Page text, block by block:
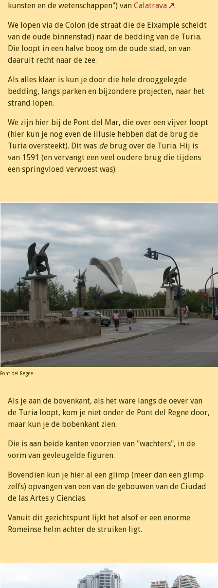
kunsten en de wetenschappen") van Calatrava .
We lopen via de Colon (de straat die de Eixample scheidt
van de oude binnenstad) naar de bedding van de Turia.
Die loopt in een halve boog om de oude stad, en van
daaruit recht naar de zee.
Als alles klaar is kun je door die hele drooggelegde
bedding, langs parken en bijzondere projecten, naar het
strand lopen.
We zijn hier bij de Pont del Mar, die over een vijver loopt
(hier kun je nog even de illusie hebben dat de brug de
Turia oversteekt). Dit was debrug over de Turia. Hij is
van 1591 (en vervangt een veel oudere brug die tijdens
een springvloed verwoest was).
Pont del Regne
Als je aan de bovenkant, als het ware langs de oever van
de Turia loopt, kom je niet onder de Pont del Regne door,
maar kun je de bobenkant zien.
Die is aan beide kanten voorzien van "wachters", in de
vorm van gevleugelde figuren.
Bovendien kun je hier al een glimp (meer dan een glimp
zelfs) opvangen van een van de gebouwen van de Ciudad
de las Artes y Ciencias.
Vanuit dit gezichtspunt lijkt het alsof er een enorme
Romeinse helm achter de struiken ligt.